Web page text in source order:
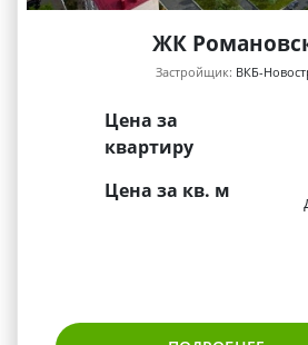
ЖК
Застройщик: ВКБ-
Цена за
квартиру
Цена за кв. м